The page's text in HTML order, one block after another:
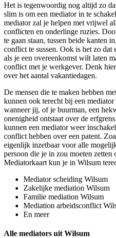
Het is tegenwoordig nog altijd zo
slim is om een mediator in te
mediator zal je helpen met vrijwel
conflicten en onderlinge ruzies.
te gaan staan, tussen beide kanten
conflict te sussen. Ook is het zo dat
als je een overeenkomst wilt laten
conflict met je werkgever. Denk
over het aantal vakantiedagen.
De mensen die te maken hebben
kunnen ook terecht bij een
wanneer jij, of je buurman, een
onenigheid ontstaat over de
kunnen een mediator weer
conflict hebben over een patent.
eigenlijk inzetbaar voor alle
persoon die je in zou moeten zetten
Mediatorkaart kun je in Wilsum
Mediator scheiding Wilsum
Zakelijke mediation Wilsum
Familie mediation Wilsum
Mediation arbeidsconflict
En meer
Alle mediators uit Wilsum